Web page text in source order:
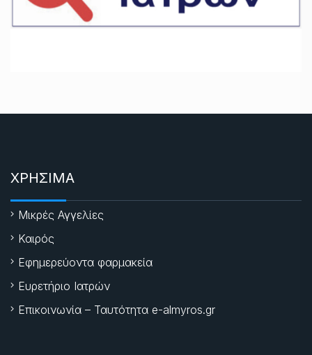
ΧΡΗΣΙΜΑ
Μικρές Αγγελίες
Καιρός
Εφημερεύοντα φαρμακεία
Ευρετήριο Ιατρών
Επικοινωνία – Ταυτότητα e-almyros.gr